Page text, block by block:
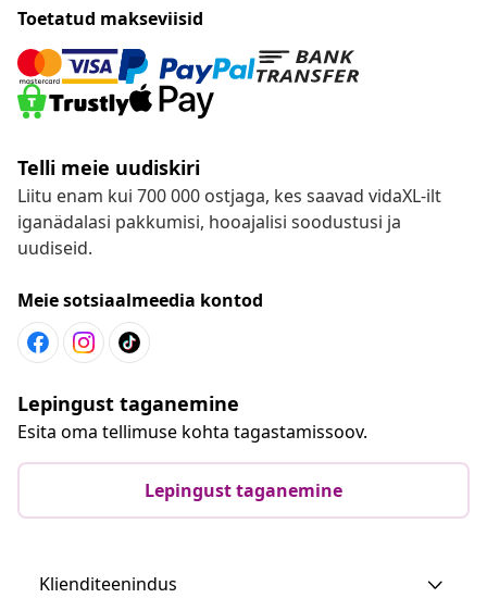
Toetatud makseviisid
Telli meie uudiskiri
Liitu enam kui 700 000 ostjaga, kes saavad vidaXL-ilt
iganädalasi pakkumisi, hooajalisi soodustusi ja
uudiseid.
Meie sotsiaalmeedia kontod
Lepingust taganemine
Esita oma tellimuse kohta tagastamissoov.
Lepingust taganemine
Klienditeenindus